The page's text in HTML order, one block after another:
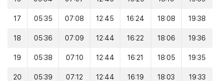
17 05:35 07:08 12:45 16:24 18:08 19:38
18 05:36 07:09 12:44 16:22 18:06 19:36
19 05:38 07:10 12:44 16:21 18:05 19:35
20 05:39 07:12 12:44 16:19 18:03 19:33